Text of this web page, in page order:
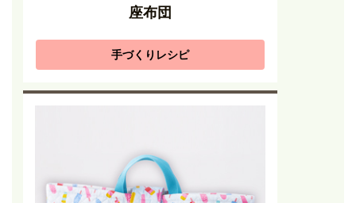
座布団
手づくりレシピ